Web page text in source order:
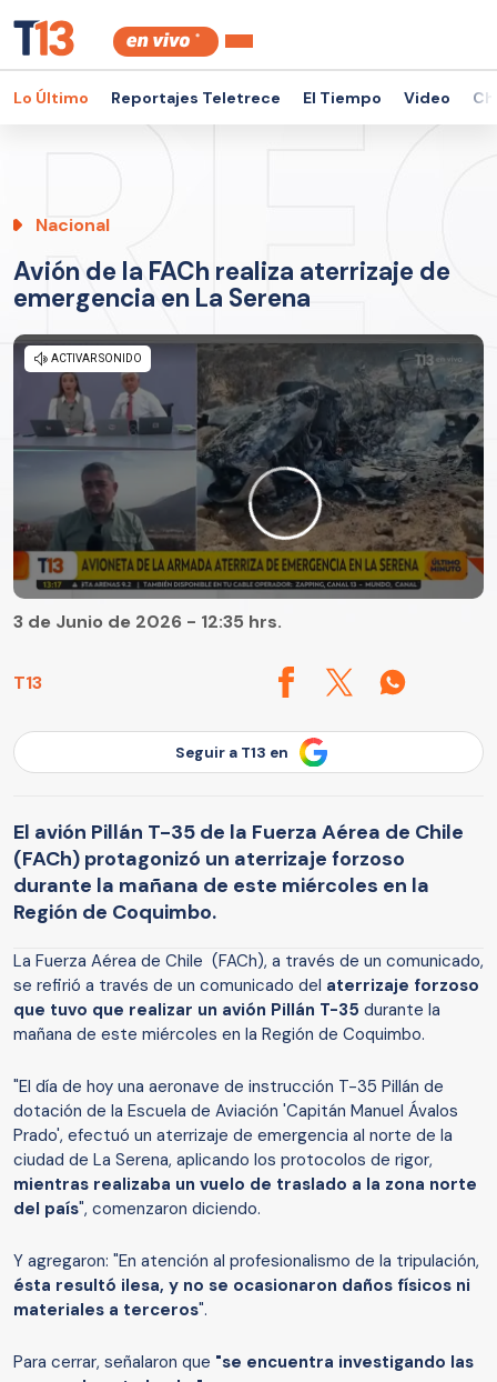
Lo Último Reportajes Teletrece El Tiempo Video
Nacional
Avión de la FACh realiza aterrizaje de
emergencia en La Serena
T13
3 de Junio de 2026 - 12:35 hrs.
Seguir a T13 en
El avión Pillán T-35 de la Fuerza Aérea de Chile
(FACh) protagonizó un aterrizaje forzoso
durante la mañana de este miércoles en la
Región de Coquimbo.
La Fuerza Aérea de Chile (FACh), a través de un comunicado,
se refirió a través de un comunicado del aterrizaje forzoso
que tuvo que realizar un avión Pillán T-35 durante la
mañana de este miércoles en la Región de Coquimbo.
"El día de hoy una aeronave de instrucción T-35 Pillán de
dotación de la Escuela de Aviación 'Capitán Manuel Ávalos
Prado', efectuó un aterrizaje de emergencia al norte de la
ciudad de La Serena, aplicando los protocolos de rigor,
mientras realizaba un vuelo de traslado a la zona norte
del país", comenzaron diciendo.
Y agregaron: "En atención al profesionalismo de la tripulación,
ésta resultó ilesa, y no se ocasionaron daños físicos ni
materiales a terceros".
Para cerrar, señalaron que "se encuentra investigando las